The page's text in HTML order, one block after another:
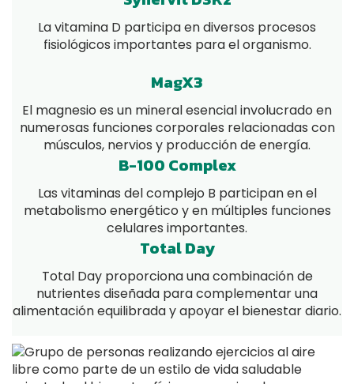
La vitamina D participa en diversos procesos
fisiológicos importantes para el organismo.
MagX3
El magnesio es un mineral esencial involucrado en
numerosas funciones corporales relacionadas con
músculos, nervios y producción de energía.
B-100 Complex
Las vitaminas del complejo B participan en el
metabolismo energético y en múltiples funciones
celulares importantes.
Total Day
Total Day proporciona una combinación de
nutrientes diseñada para complementar una
alimentación equilibrada y apoyar el bienestar diario.